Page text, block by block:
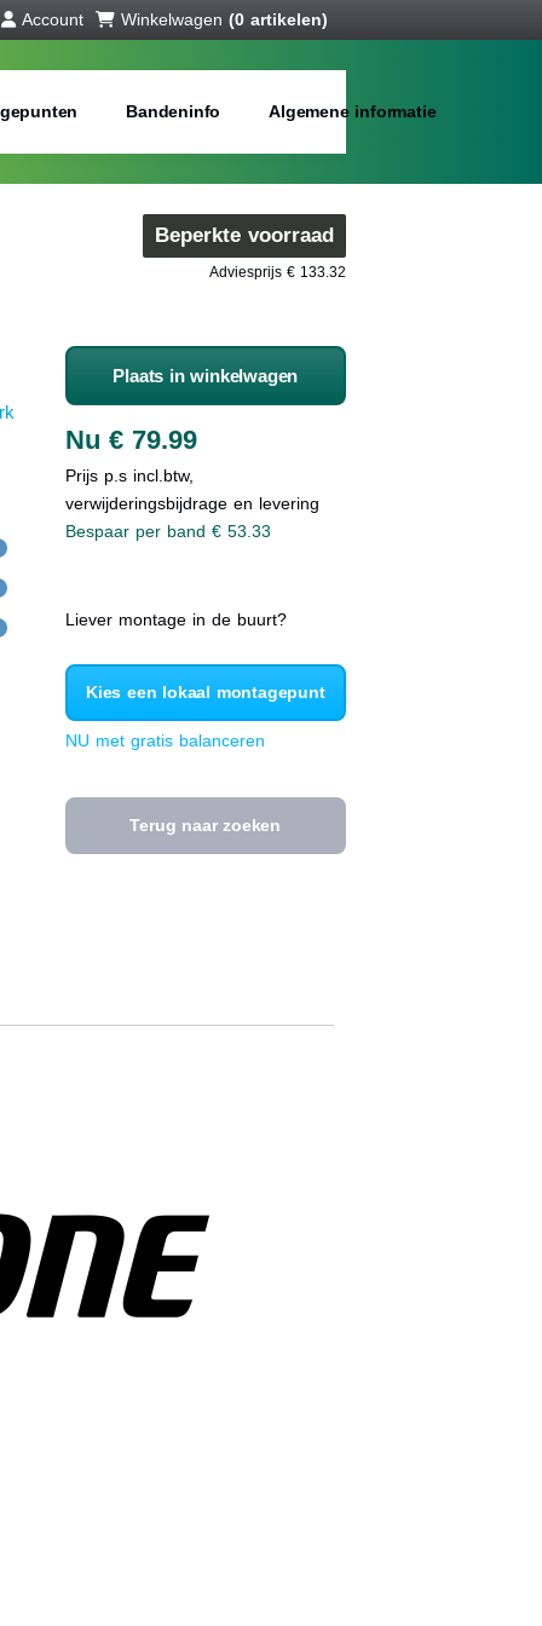
Account Winkelwagen (0 artikelen)
Bandeninfo Algemene informatie
Beperkte voorraad
Adviesprijs € 133.32
Plaats in winkelwagen
Nu € 79.99
Prijs p.s incl.btw,
verwijderingsbijdrage en levering
Bespaar per band € 53.33
Liever montage in de buurt?
Kies een lokaal montagepunt
NU met gratis balanceren
Terug naar zoeken